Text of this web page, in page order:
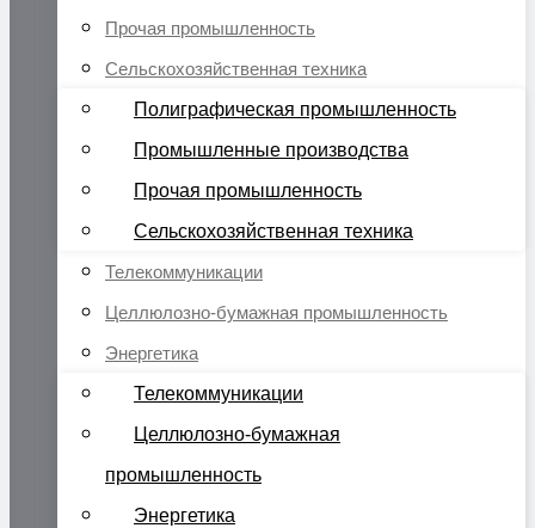
Прочая промышленность
Сельскохозяйственная техника
Полиграфическая промышленность
Промышленные производства
Прочая промышленность
Сельскохозяйственная техника
Телекоммуникации
Целлюлозно-бумажная промышленность
Энергетика
Телекоммуникации
Целлюлозно-бумажная
промышленность
Энергетика